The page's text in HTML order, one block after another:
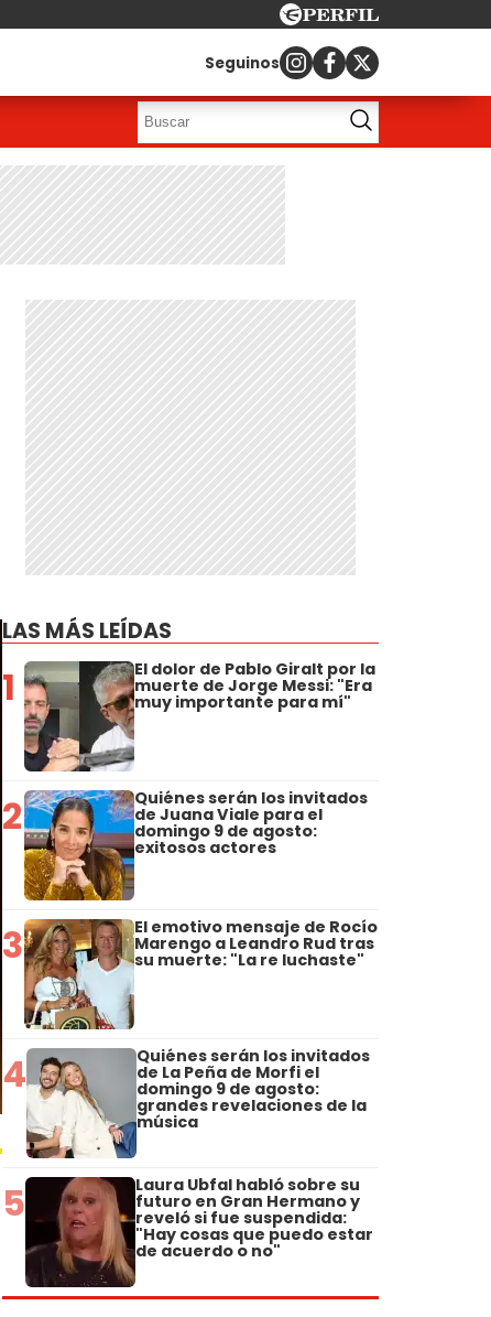
Seguinos
LAS MÁS LEÍDAS
1 El dolor de Pablo Giralt por la
muerte de Jorge Messi: "Era
muy importante para mí"
2 Quiénes serán los invitados
de Juana Viale para el
domingo 9 de agosto:
exitosos actores
3 El emotivo mensaje de Rocío
Marengo a Leandro Rud tras
su muerte: "La re luchaste"
4 Quiénes serán los invitados
de La Peña de Morfi el
domingo 9 de agosto:
grandes revelaciones de la
música
5 Laura Ubfal habló sobre su
futuro en Gran Hermano y
reveló si fue suspendida:
"Hay cosas que puedo estar
de acuerdo o no"